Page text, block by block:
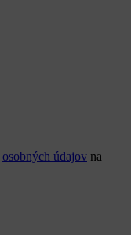
osobných údajov na